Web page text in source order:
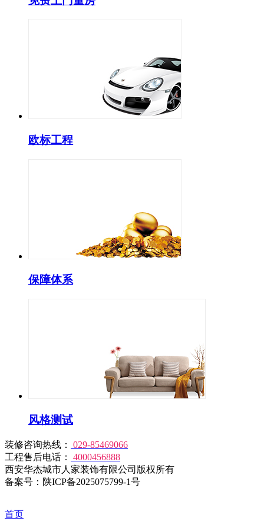
欧标工程
保障体系
风格测试
装修咨询热线：
029-85469066
工程售后电话：
4000456888
西安华杰城市人家装饰有限公司版权所有
备案号：陕ICP备2025075799-1号
首页